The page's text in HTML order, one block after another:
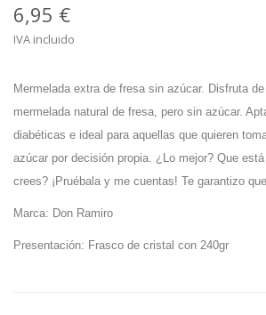
6,95 €
IVA incluido
Mermelada extra de fresa sin azúcar. Disfruta
mermelada natural de fresa, pero sin azúcar.
diabéticas e ideal para aquellas que quieren
azúcar por decisión propia. ¿Lo mejor? Que
crees? ¡Pruébala y me cuentas! Te garantizo
Marca: Don Ramiro
Presentación: Frasco de cristal con 240gr